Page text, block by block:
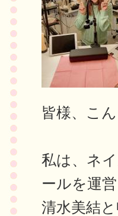
皆様、こ
私は、ネ
ールを運
清水美結